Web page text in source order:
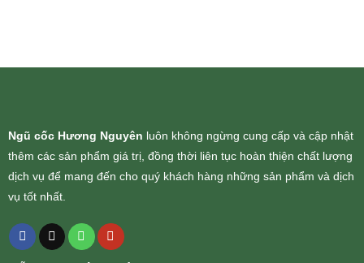
Ngũ cốc Hương Nguyên luôn không ngừng cung cấp và cập nhật
thêm các sản phẩm giá trị, đồng thời liên tục hoàn thiện chất lượng
dịch vụ để mang đến cho quý khách hàng những sản phẩm và dịch
vụ tốt nhất.